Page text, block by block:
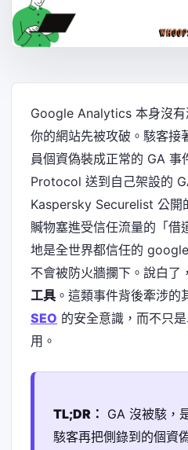
Google Analytics 本身沒有
你的網站先被攻破。駭客接
員個資偽裝成正常的 GA
Protocol 送到自己架設的
Kaspersky Securelist 公開
贓物塞進受信任流量的「借
地是全世界都信任的
不會被防火牆攔下。說白了，
工具 。這類事件背後牽涉的
SEO 的安全意識，而不只
用。
TL;DR： GA 沒被駭，
駭客再把側錄到的個資